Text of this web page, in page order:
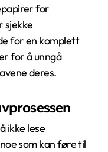
for
sjekke
for en komplett
for å unngå
deres.
ikke lese
som kan føre til